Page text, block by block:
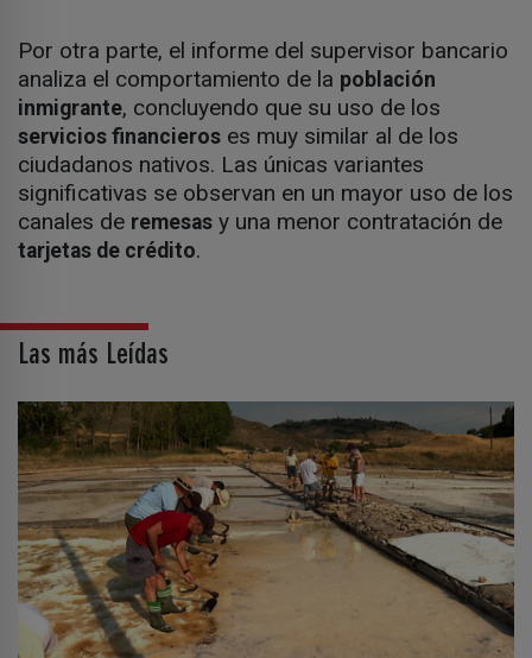
Por otra parte, el informe del supervisor bancario
analiza el comportamiento de la población
inmigrante, concluyendo que su uso de los
servicios financieros es muy similar al de los
ciudadanos nativos. Las únicas variantes
significativas se observan en un mayor uso de los
canales de remesas y una menor contratación de
tarjetas de crédito.
Las más Leídas